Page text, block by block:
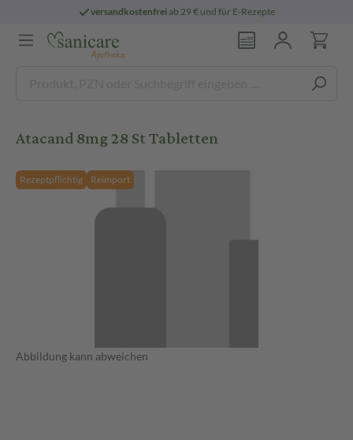
versandkostenfreiab 29 € und für E-Rezepte
Atacand 8mg 28 St Tabletten
Rezeptpflichtig Reimport
Abbildung kann abweichen